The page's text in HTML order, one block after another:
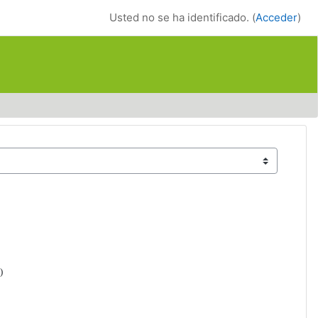
Usted no se ha identificado. (Acceder)